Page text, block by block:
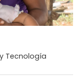
Tecnología